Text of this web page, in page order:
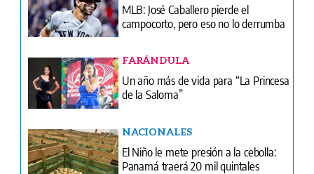
MLB: José Caballero pierde el
campocorto, pero eso no lo derrumba
FARÁNDULA
Un año más de vida para “La Princesa
de la Saloma”
NACIONALES
El Niño le mete presión a la cebolla:
Panamá traerá 20 mil quintales